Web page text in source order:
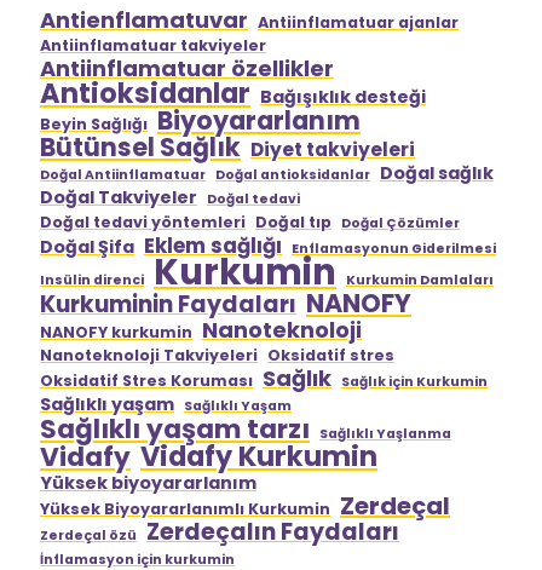
Antienflamatuvar Antiinflamatuar ajanlar
Antiinflamatuar takviyeler
Antiinflamatuar özellikler
Antioksidanlar Bağışıklık desteği
Beyin Sağlığı Biyoyararlanım
Bütünsel Sağlık Diyet takviyeleri
Doğal Antiinflamatuar Doğal antioksidanlar Doğal sağlık
Doğal Takviyeler
Doğal tedavi
Doğal tedavi yöntemleri Doğal tıp Doğal Çözümler
Doğal Şifa Eklem sağlığı
Enflamasyonun Giderilmesi
Insülin direnci Kurkumin Kurkumin Damlaları
Kurkuminin Faydaları NANOFY
NANOFY kurkumin Nanoteknoloji
Nanoteknoloji Takviyeleri Oksidatif stres
Oksidatif Stres Koruması Sağlık Sağlık için Kurkumin
Sağlıklı yaşam Sağlıklı Yaşam
Sağlıklı yaşam tarzı Sağlıklı Yaşlanma
Vidafy Vidafy Kurkumin
Yüksek biyoyararlanım
Yüksek Biyoyararlanımlı Kurkumin Zerdeçal
Zerdeçal özü Zerdeçalın Faydaları
İnflamasyon için kurkumin